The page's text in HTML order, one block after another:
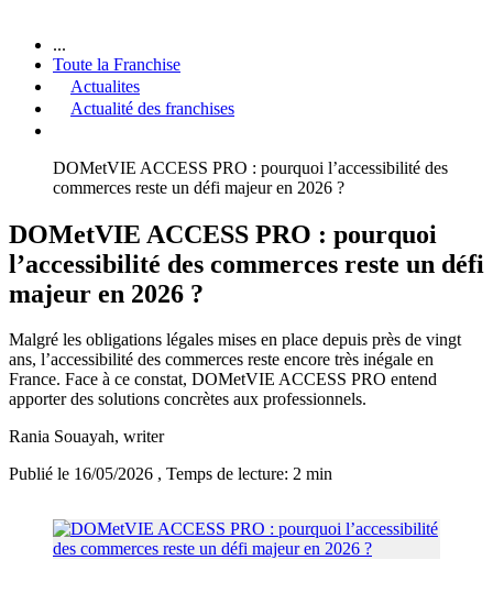
...
Toute la Franchise
Actualites
Actualité des franchises
DOMetVIE ACCESS PRO : pourquoi l’accessibilité des
commerces reste un défi majeur en 2026 ?
DOMetVIE ACCESS PRO : pourquoi
l’accessibilité des commerces reste un défi
majeur en 2026 ?
Malgré les obligations légales mises en place depuis près de vingt
ans, l’accessibilité des commerces reste encore très inégale en
France. Face à ce constat, DOMetVIE ACCESS PRO entend
apporter des solutions concrètes aux professionnels.
Rania Souayah, writer
Publié le 16/05/2026 , Temps de lecture: 2 min